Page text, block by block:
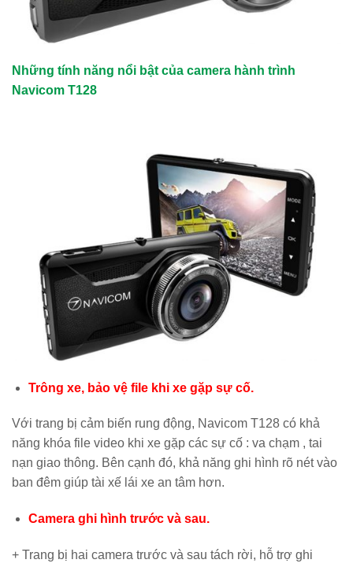
Những tính năng nổi bật của camera hành trình
Navicom T128
Trông xe, bảo vệ file khi xe gặp sự cố.
Với trang bị cảm biến rung động, Navicom T128 có khả
năng khóa file video khi xe gặp các sự cố : va chạm , tai
nạn giao thông. Bên cạnh đó, khả năng ghi hình rõ nét vào
ban đêm giúp tài xế lái xe an tâm hơn.
Camera ghi hình trước và sau.
+ Trang bị hai camera trước và sau tách rời, hỗ trợ ghi